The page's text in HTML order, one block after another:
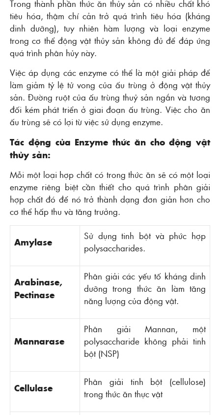
Trong thành phần thức ăn thủy sản có nhiều chất khó
tiêu hóa, thậm chí cản trở quá trình tiêu hóa (kháng
dinh dưỡng), tuy nhiên hàm lượng và loại enzyme
trong cơ thể động vật thủy sản không đủ để đáp ứng
quá trình phân hủy này.
Việc áp dụng các enzyme có thể là một giải pháp để
làm giảm tỷ lệ tử vong của ấu trùng ở động vật thủy
sản. Đường ruột của ấu trùng thuỷ sản ngắn và tương
đối kém phát triển ở giai đoạn ấu trùng. Việc cho ăn
ấu trùng sẽ có lợi từ việc sử dụng enzyme.
Tác động của Enzyme thức ăn cho động vật
thủy sản:
Mỗi một loại hợp chất có trong thức ăn sẽ có một loại
enzyme riêng biệt cần thiết cho quá trình phân giải
hợp chất đó để nó trở thành dạng đơn giản hơn cho
cơ thể hấp thu và tăng trưởng.
Amylase
Sử dụng tinh bột và phức hợp
polysaccharides.
Arabinase,
Pectinase
Phân giải các yếu tố kháng dinh
dưỡng trong thức ăn làm tăng
năng lượng của động vật.
Mannarase
Phân giải Mannan, một
polysaccharide không phải tinh
bột (NSP)
Cellulase
Phân giải tinh bột (cellulose)
trong thức ăn thực vật